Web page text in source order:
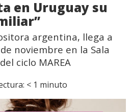
en Uruguay su
argentina, llega a
noviembre en la Sala
ciclo MAREA
< 1 minuto